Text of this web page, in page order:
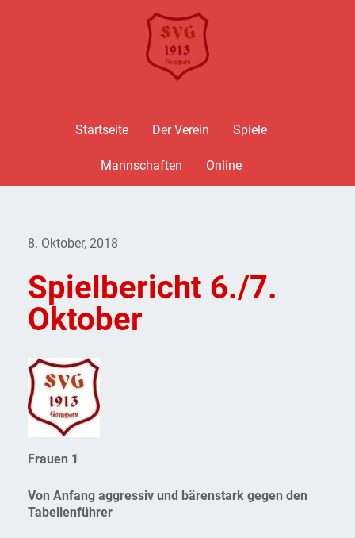
Startseite Der Verein Spiele
Mannschaften Online
8. Oktober, 2018
Spielbericht 6./7.
Oktober
Frauen 1
Von Anfang aggressiv und bärenstark gegen den
Tabellenführer